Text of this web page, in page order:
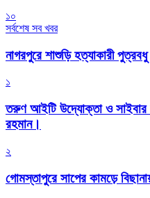
১০
সর্বশেষ সব খবর
নাগরপুরে শাশুড়ি হত্যাকারী
১
তরুণ আইটি উদ্যোক্তা ও সাইবার
রহমান।
২
গোমস্তাপুরে সাপের কামড়ে